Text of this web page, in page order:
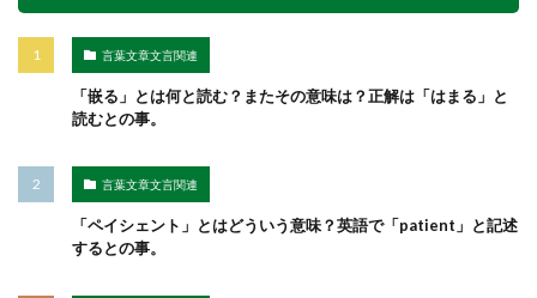
言葉文章文言関連
「嵌る」とは何と読む？またその意味は？正解は「はまる」と
読むとの事。
言葉文章文言関連
「ペイシェント」とはどういう意味？英語で「patient」と記述
するとの事。